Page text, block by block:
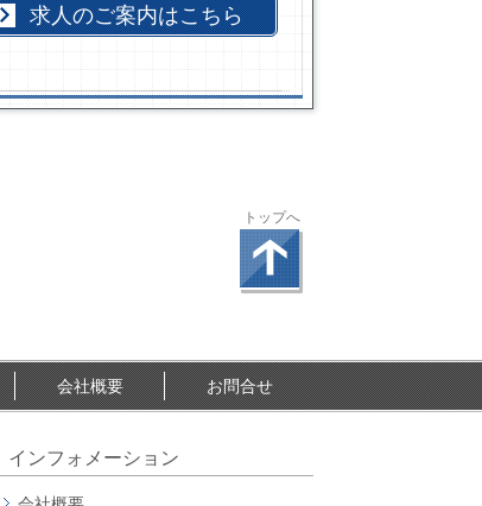
求人のご案内はこちら
トップへ
会社概要 お問合せ
インフォメーション